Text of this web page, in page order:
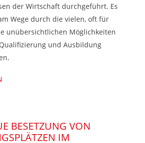
der Wirtschaft durchgeführt. Es
Wege durch die vielen, oft für
unübersichtlichen Möglichkeiten
und Ausbildung
BESETZUNG VON
IM